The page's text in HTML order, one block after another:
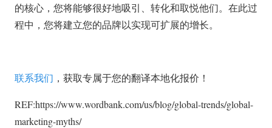
的核心，您将能够很好地吸引、转化和取悦他们。在此过
程中，您将建立您的品牌以实现可扩展的增长。
联系我们 ，获取专属于您的翻译本地化报价！
REF:https://www.wordbank.com/us/blog/global-trends/global-
marketing-myths/